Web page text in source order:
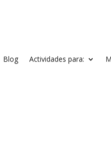
Blog Actividades para: